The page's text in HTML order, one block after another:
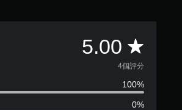
5.00 平
均
評
4個評分
100%
0%